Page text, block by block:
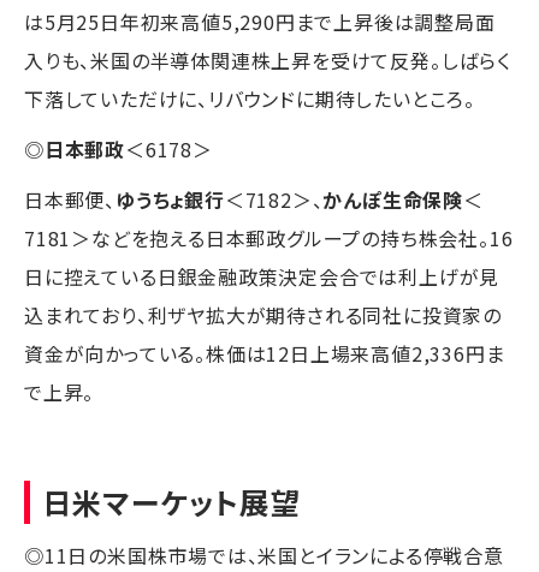
は5月25日年初来高値5,290円まで上昇後は調整局面
入りも、米国の半導体関連株上昇を受けて反発。しばらく
下落していただけに、リバウンドに期待したいところ。
◎日本郵政＜6178＞
日本郵便、 ゆうちょ銀行＜7182＞、かんぽ生命保険＜
7181＞などを抱える日本郵政グループの持ち株会社。16
日に控えている日銀金融政策決定会合では利上げが見
込まれており、利ザヤ拡大が期待される同社に投資家の
資金が向かっている。株価は12日上場来高値2,336円ま
で上昇。
日米マーケット展望
◎11日の米国株市場では、米国とイランによる停戦合意